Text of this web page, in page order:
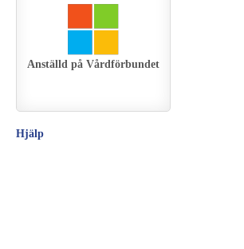
Anställd på Vårdförbundet
Hjälp